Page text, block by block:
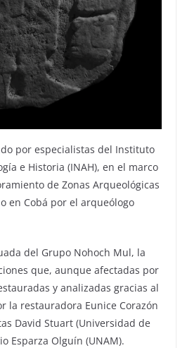
por especialistas del Instituto
e Historia (INAH), en el marco
de Zonas Arqueológicas
en Cobá por el arqueólogo
del Grupo Nohoch Mul, la
que, aunque afectadas por
y analizadas gracias al
la restauradora Eunice Corazón
David Stuart (Universidad de
Esparza Olguín (UNAM).